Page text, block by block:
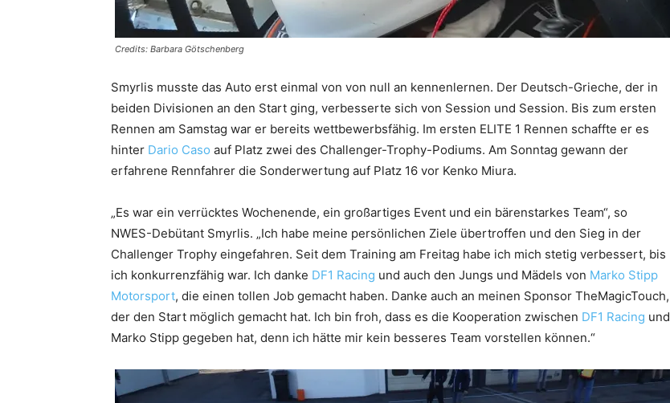
Credits: Barbara Götschenberg‎
Smyrlis musste das Auto erst einmal von von null an kennenlernen. Der Deutsch-Grieche, der in
beiden Divisionen an den Start ging, verbesserte sich von Session und Session. Bis zum ersten
Rennen am Samstag war er bereits wettbewerbsfähig. Im ersten ELITE 1 Rennen schaffte er es
hinter Dario Caso auf Platz zwei des Challenger-Trophy-Podiums. Am Sonntag gewann der
erfahrene Rennfahrer die Sonderwertung auf Platz 16 vor Kenko Miura.
„Es war ein verrücktes Wochenende, ein großartiges Event und ein bärenstarkes Team“, so
NWES-Debütant Smyrlis. „Ich habe meine persönlichen Ziele übertroffen und den Sieg in der
Challenger Trophy eingefahren. Seit dem Training am Freitag habe ich mich stetig verbessert, bis
ich konkurrenzfähig war. Ich danke DF1 Racing und auch den Jungs und Mädels von Marko Stipp
Motorsport, die einen tollen Job gemacht haben. Danke auch an meinen Sponsor TheMagicTouch,
der den Start möglich gemacht hat. Ich bin froh, dass es die Kooperation zwischen DF1 Racing und
Marko Stipp gegeben hat, denn ich hätte mir kein besseres Team vorstellen können.“